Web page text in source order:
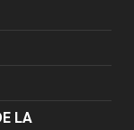
LA